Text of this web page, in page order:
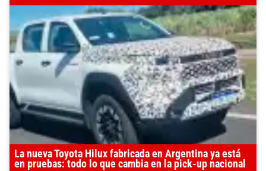
La nueva Toyota Hilux fabricada en Argentina ya está
en pruebas: todo lo que cambia en la pick-up nacional